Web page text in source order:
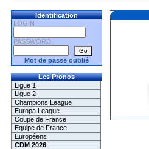
Identification
LOGIN
PASSWORD
Mot de passe oublié
Les Pronos
Ligue 1
Ligue 2
Champions League
Europa League
Coupe de France
Equipe de France
Européens
CDM 2026